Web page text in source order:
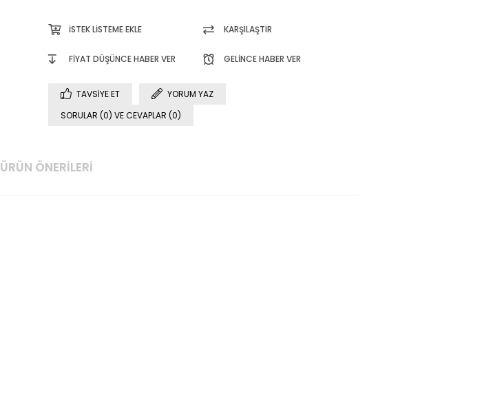
İSTEK LISTEME EKLE KARŞILAŞTIR
FIYAT DÜŞÜNCE HABER VER GELINCE HABER VER
TAVSIYE ET
YORUM YAZ
SORULAR (0) VE CEVAPLAR (0)
ÜRÜN ÖNERILERI